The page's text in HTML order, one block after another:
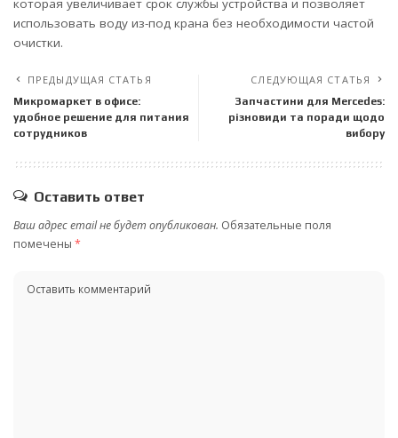
которая увеличивает срок службы устройства и позволяет
использовать воду из-под крана без необходимости частой
очистки.
ПРЕДЫДУЩАЯ СТАТЬЯ
Микромаркет в офисе:
удобное решение для питания
сотрудников
СЛЕДУЮЩАЯ СТАТЬЯ
Запчастини для Mercedes:
різновиди та поради щодо
вибору
Оставить ответ
Ваш адрес email не будет опубликован. Обязательные поля
помечены *